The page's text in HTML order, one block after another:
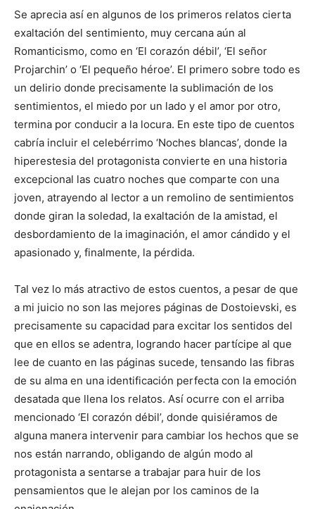
Se aprecia así en algunos de los primeros relatos cierta
exaltación del sentimiento, muy cercana aún al
Romanticismo, como en ‘El corazón débil’, ‘El señor
Projarchin’ o ‘El pequeño héroe’. El primero sobre todo es
un delirio donde precisamente la sublimación de los
sentimientos, el miedo por un lado y el amor por otro,
termina por conducir a la locura. En este tipo de cuentos
cabría incluir el celebérrimo ‘Noches blancas’, donde la
hiperestesia del protagonista convierte en una historia
excepcional las cuatro noches que comparte con una
joven, atrayendo al lector a un remolino de sentimientos
donde giran la soledad, la exaltación de la amistad, el
desbordamiento de la imaginación, el amor cándido y el
apasionado y, finalmente, la pérdida.
Tal vez lo más atractivo de estos cuentos, a pesar de que
a mi juicio no son las mejores páginas de Dostoievski, es
precisamente su capacidad para excitar los sentidos del
que en ellos se adentra, logrando hacer partícipe al que
lee de cuanto en las páginas sucede, tensando las fibras
de su alma en una identificación perfecta con la emoción
desatada que llena los relatos. Así ocurre con el arriba
mencionado ‘El corazón débil’, donde quisiéramos de
alguna manera intervenir para cambiar los hechos que se
nos están narrando, obligando de algún modo al
protagonista a sentarse a trabajar para huir de los
pensamientos que le alejan por los caminos de la